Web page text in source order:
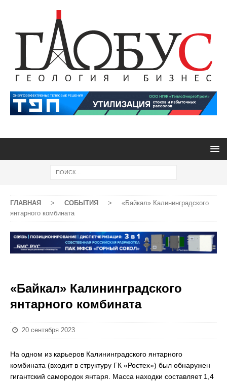
ГЛАВНАЯ > СОБЫТИЯ >
«Байкал» Калининградского
янтарного комбината
«Байкал» Калининградского
янтарного комбината
20 сентября 2023
На одном из карьеров Калининградского янтарного
комбината (входит в структуру ГК «Ростех») был обнаружен
гигантский самородок янтаря. Масса находки составляет 1,4